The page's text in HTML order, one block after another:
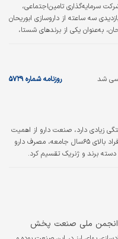
سرمایه‌گذاری تامین‌اجتماعی،
سه ساعته از داروسازی ابوریحان
به‌عنوان یکی از برندهای شستا،
شد روزنامه شماره ۵۷۲۹
زیادی دارد، صنعت دارو از اهمیت
خاصی برخوردار است و با افزایش جمعیت افراد بالای ۶۵سال جامعه، مصرف دارو
دسته برند و ژنریک تقسیم کرد.
سال آن شرکت انحصار تولید آن
تولید شوند و معادل داروی
انجمن ملی صنعت پخش